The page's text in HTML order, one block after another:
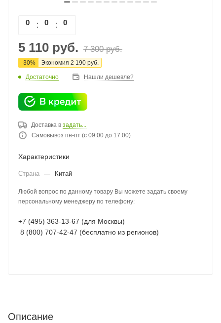
0 0 0
5 110 руб. 7 300руб.
-30% Экономия 2 190 руб.
Достаточно Нашли дешевле?
Доставка в задать...
Самовывоз пн-пт (с 09:00 до 17:00)
Характеристики
Страна — Китай
Любой вопрос по данному товару Вы можете задать своему
персональному менеджеру по телефону:
+7 (495) 363-13-67 (для Москвы)
8 (800) 707-42-47 (бесплатно из регионов)
Описание